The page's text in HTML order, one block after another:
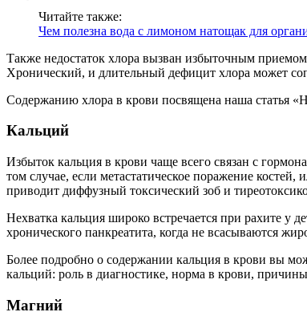
Читайте также:
Чем полезна вода с лимоном натощак для
Также недостаток хлора вызван избыточным
Хронический, и длительный дефицит хлора может
Содержанию хлора в крови посвящена наша статья
Кальций
Избыток кальция в крови чаще всего связан с
том случае, если метастатическое поражение
приводит диффузный токсический зоб и
Нехватка кальция широко встречается при рахите у
хронического панкреатита, когда не всасываются
Более подробно о содержании кальция в крови вы
кальций: роль в диагностике, норма в крови,
Магний